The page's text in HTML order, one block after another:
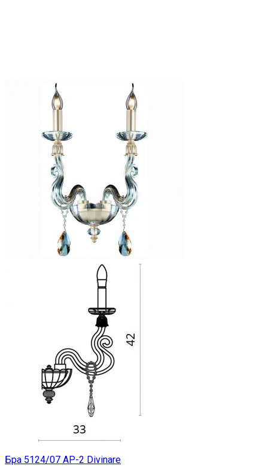
Бра 5124/07 AP-2 Divinare